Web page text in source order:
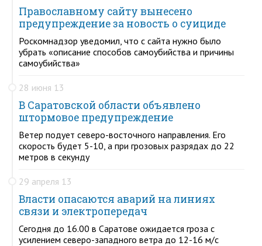
Православному сайту вынесено
предупреждение за новость о суициде
Роскомнадзор уведомил, что с сайта нужно было
убрать «описание способов самоубийства и причины
самоубийства»
28 июня 13
В Саратовской области объявлено
штормовое предупреждение
Ветер подует северо-восточного направления. Его
скорость будет 5-10, а при грозовых разрядах до 22
метров в секунду
29 апреля 13
Власти опасаются аварий на линиях
связи и электропередач
Сегодня до 16.00 в Саратове ожидается гроза с
усилением северо-западного ветра до 12-16 м/с